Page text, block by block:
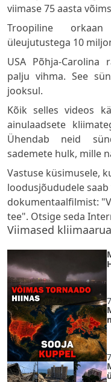
viimase 75 aasta
Troopiline
üleujutustega 10
USA Põhja-
palju vihma. See
jooksul.
Kõik selles videos
ainulaadsete
Ühendab neid
sademete hulk, mille
Vastuse küsimusele,
loodusjõududele
dokumentaalfilmist:
tee". Otsige seda
Viimased